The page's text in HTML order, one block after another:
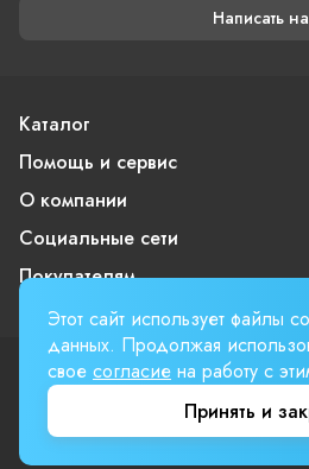
Написать
Каталог
Помощь и сервис
О компании
Социальные сети
Покупателям
Пользовательское
Публичная
Вверх
Этот сайт использует файлы
данных. Продолжая
свое согласие на работу с
Принять и